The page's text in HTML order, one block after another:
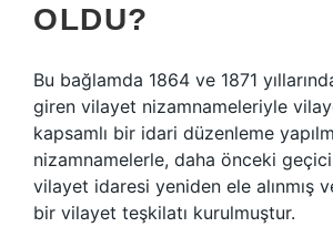
OLDU?
Bu bağlamda 1864 ve 1871
giren vilayet nizamnameleriyle
kapsamlı bir idari düzenleme
nizamnamelerle, daha önceki
vilayet idaresi yeniden ele alınmış
bir vilayet teşkilatı kurulmuştur.